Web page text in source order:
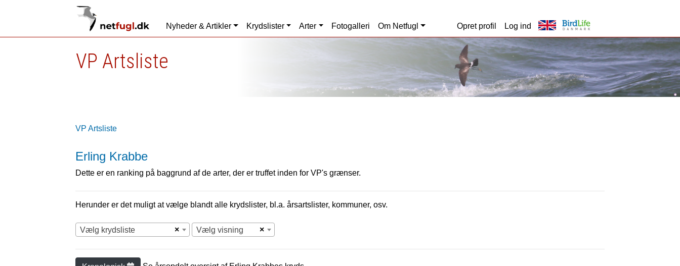
Nyheder & Artikler Krydslister Arter Fotogalleri Om Netfugl Opret profil Log ind
VP Artsliste
VP Artsliste
Erling Krabbe
Dette er en ranking på baggrund af de arter, der er truffet inden for VP's grænser.
Herunder er det muligt at vælge blandt alle krydslister, bl.a. årsartslister, kommuner, osv.
×
Vælg krydsliste ×
Vælg visning